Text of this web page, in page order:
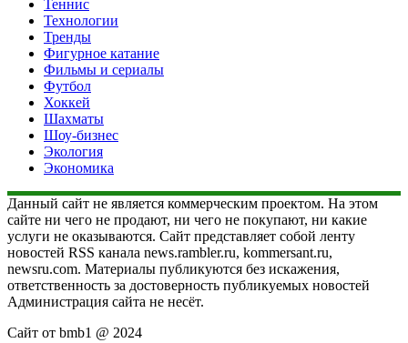
Теннис
Технологии
Тренды
Фигурное катание
Фильмы и сериалы
Футбол
Хоккей
Шахматы
Шоу-бизнес
Экология
Экономика
Данный сайт не является коммерческим проектом. На этом
сайте ни чего не продают, ни чего не покупают, ни какие
услуги не оказываются. Сайт представляет собой ленту
новостей RSS канала news.rambler.ru, kommersant.ru,
newsru.com. Материалы публикуются без искажения,
ответственность за достоверность публикуемых новостей
Администрация сайта не несёт.
Сайт от bmb1 @ 2024